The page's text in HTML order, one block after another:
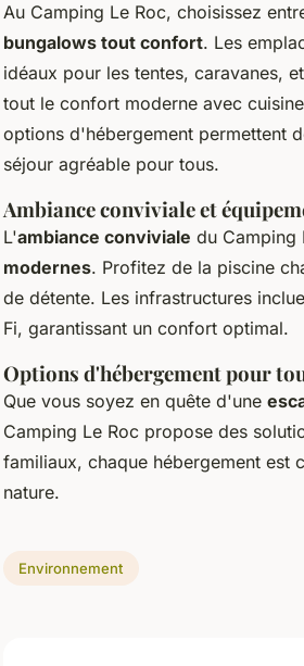
Au Camping Le Roc, choisissez
bungalows tout confort. Les
idéaux pour les tentes, caravanes,
tout le confort moderne avec
options d'hébergement permettent
séjour agréable pour tous.
Ambiance conviviale et
L'ambiance conviviale du Camping
modernes. Profitez de la piscine
de détente. Les infrastructures
Fi, garantissant un confort optimal.
Options d'hébergement pour
Que vous soyez en quête d'une
Camping Le Roc propose des
familiaux, chaque hébergement est
nature.
Environnement